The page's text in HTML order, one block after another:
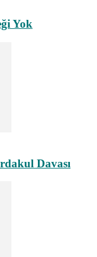
Yok
Davası